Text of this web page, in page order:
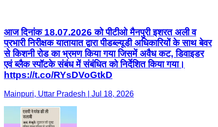
Mainpuri, Uttar Pradesh | Jul 18, 2026